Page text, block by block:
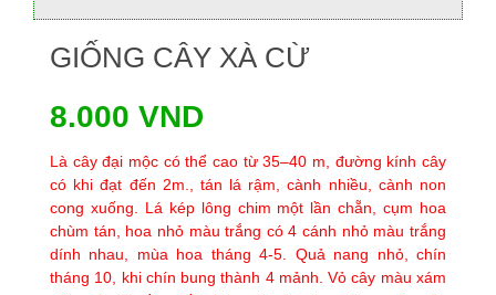
GIỐNG CÂY XÀ CỪ
8.000 VND
Là cây đại mộc có thể cao từ 35–40 m, đường kính cây
có khi đạt đến 2m., tán lá rậm, cành nhiều, cành non
cong xuống. Lá kép lông chim một lần chẵn, cụm hoa
chùm tán, hoa nhỏ màu trắng có 4 cánh nhỏ màu trắng
dính nhau, mùa hoa tháng 4-5. Quả nang nhỏ, chín
tháng 10, khi chín bung thành 4 mảnh. Vỏ cây màu xám